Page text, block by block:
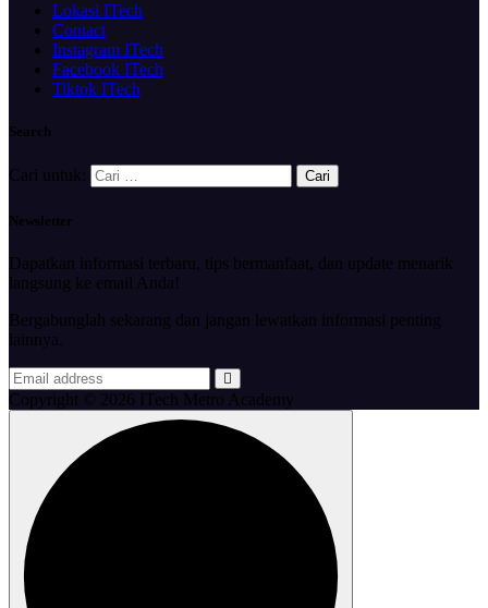
Lokasi ITech
Contact
Instagram ITech
Facebook ITech
Tiktok ITech
Search
Cari untuk:
Newsletter
Dapatkan informasi terbaru, tips bermanfaat, dan update menarik
langsung ke email Anda!
Bergabunglah sekarang dan jangan lewatkan informasi penting
lainnya.
Copyright © 2026 ITech Metro Academy